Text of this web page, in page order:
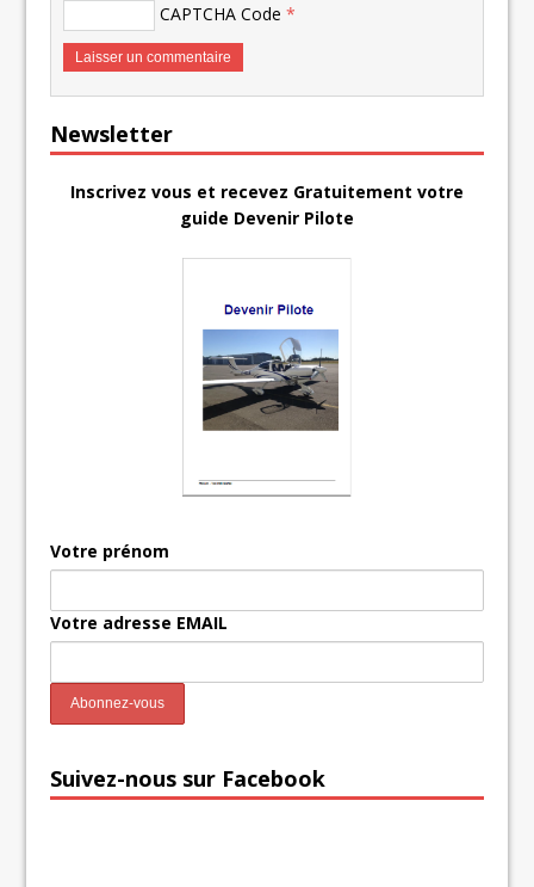
CAPTCHA Code *
Newsletter
Inscrivez vous et recevez Gratuitement votre
guide Devenir Pilote
Votre prénom
Votre adresse EMAIL
Suivez-nous sur Facebook